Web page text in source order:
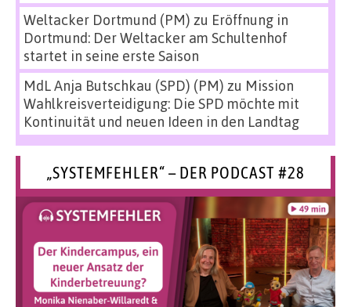
Weltacker Dortmund (PM) zu Eröffnung in
Dortmund: Der Weltacker am Schultenhof
startet in seine erste Saison
MdL Anja Butschkau (SPD) (PM) zu Mission
Wahlkreisverteidigung: Die SPD möchte mit
Kontinuität und neuen Ideen in den Landtag
„SYSTEMFEHLER“ – DER PODCAST #28